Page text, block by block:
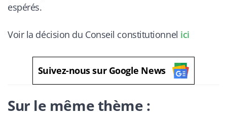
espérés.
Voir la décision du Conseil constitutionnel ici
Suivez-nous sur Google News
Sur le même thème :